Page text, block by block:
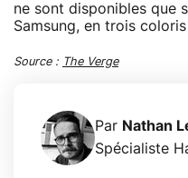
ne sont disponibles que
Samsung, en trois
Source : The Verge
Par Nathan
Spécialiste